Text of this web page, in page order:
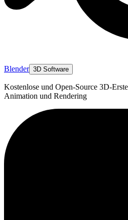
Blender 3D Software
Kostenlose und Open-Source 3D-
Animation und Rendering